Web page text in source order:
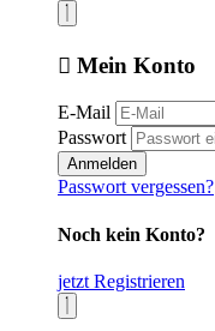
Mein Konto
E-Mail
Passwort
Anmelden
Passwort vergessen?
Noch kein Konto?
jetzt Registrieren